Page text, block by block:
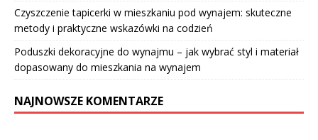
Czyszczenie tapicerki w mieszkaniu pod wynajem: skuteczne
metody i praktyczne wskazówki na codzień
Poduszki dekoracyjne do wynajmu – jak wybrać styl i materiał
dopasowany do mieszkania na wynajem
NAJNOWSZE KOMENTARZE